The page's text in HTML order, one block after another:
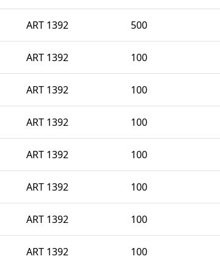
ART 1392 500
ART 1392 100
ART 1392 100
ART 1392 100
ART 1392 100
ART 1392 100
ART 1392 100
ART 1392 100